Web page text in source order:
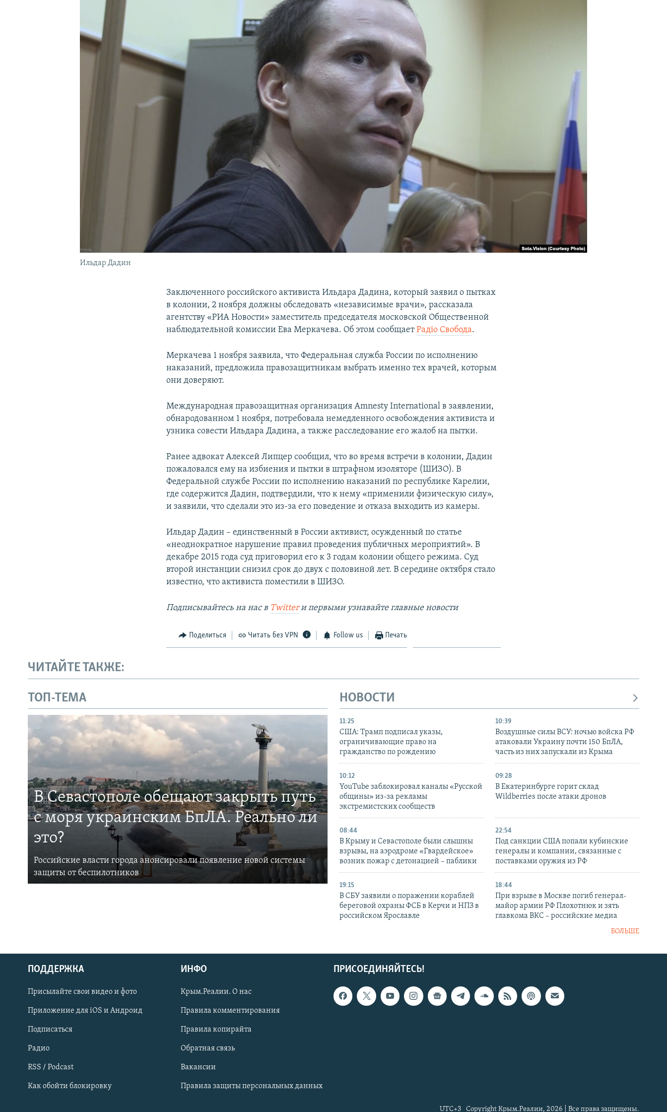
УКРАИНСКАЯ ПРОБЛЕМА КРЫМА
Українською
Qırımtatar
ПРИСОЕДИНЯЙТЕСЬ!
Ильдар Дадин
Заключенного российского активиста Ильдара Дадина, который заявил о пытках
в колонии, 2 ноября должны обследовать «независимые врачи», рассказала
агентству «РИА Новости» заместитель председателя московской Общественной
наблюдательной комиссии Ева Меркачева. Об этом сообщаетРадіо Свобода.
Меркачева 1 ноября заявила, что Федеральная служба России по исполнению
наказаний, предложила правозащитникам выбрать именно тех врачей, которым
они доверяют.
Международная правозащитная организация Amnesty International в заявлении,
обнародованном 1 ноября, потребовала немедленного освобождения активиста и
узника совести Ильдара Дадина, а также расследование его жалоб на пытки.
Ранее адвокат Алексей Липцер сообщил, что во время встречи в колонии, Дадин
пожаловался ему на избиения и пытки в штрафном изоляторе (ШИЗО). В
Федеральной службе России по исполнению наказаний по республике Карелии,
где содержится Дадин, подтвердили, что к нему «применили физическую силу»,
и заявили, что сделали это из-за его поведение и отказа выходить из камеры.
Ильдар Дадин – единственный в России активист, осужденный по статье
«неоднократное нарушение правил проведения публичных мероприятий». В
декабре 2015 года суд приговорил его к 3 годам колонии общего режима. Суд
второй инстанции снизил срок до двух с половиной лет. В середине октября стало
известно, что активиста поместили в ШИЗО.
Подписывайтесь на наc в Twitterи первыми узнавайте главные новости
Поделиться Читать без VPN Follow us Печать
ЧИТАЙТЕ ТАКЖЕ:
ТОП-ТЕМА
В Севастополе обещают закрыть путь
с моря украинским БпЛА. Реально ли
это?
Российские власти города анонсировали появление новой системы
защиты от беспилотников
НОВОСТИ
11:25
США: Трамп подписал указы,
ограничивающие право на
гражданство по рождению
10:39
Воздушные силы ВСУ: ночью войска РФ
атаковали Украину почти 150 БпЛА,
часть из них запускали из Крыма
10:12
YouTube заблокировал каналы «Русской
общины» из-за рекламы
экстремистских сообществ
09:28
В Екатеринбурге горит склад
Wildberries после атаки дронов
08:44
В Крыму и Севастополе были слышны
взрывы, на аэродроме «Гвардейское»
возник пожар с детонацией – паблики
22:54
Под санкции США попали кубинские
генералы и компании, связанные с
поставками оружия из РФ
19:15
В СБУ заявили о поражении кораблей
береговой охраны ФСБ в Керчи и НПЗ в
российском Ярославле
18:44
При взрыве в Москве погиб генерал-
майор армии РФ Плохотнюк и зять
главкома ВКС – российские медиа
БОЛЬШЕ
ПРИСОЕДИНЯЙТЕСЬ!
ПОДДЕРЖКА
Присылайте свои видео и фото
Приложение для iOS и Андроид
Подписаться
Радио
RSS / Podcast
Как обойти блокировку
ИНФО
Крым.Реалии. О нас
Правила комментирования
Правила копирайта
Обратная связь
Вакансии
Правила защиты персональных данных
Copyright Крым.Реалии, 2026 | Все права защищены.
UTC+3